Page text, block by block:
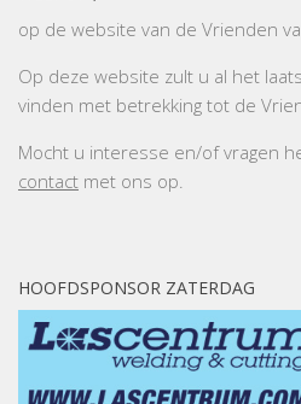
op de website van de Vrienden
Op deze website zult u al het
vinden met betrekking tot de
Mocht u interesse en/of vragen
contact met ons op.
HOOFDSPONSOR ZATERDAG